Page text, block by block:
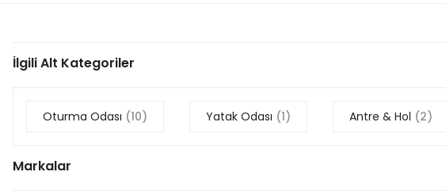
İlgili Alt Kategoriler
Oturma Odası (10) Yatak Odası (1) Antre & Hol (2)
Markalar